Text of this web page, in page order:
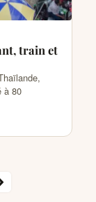
train et
à 80